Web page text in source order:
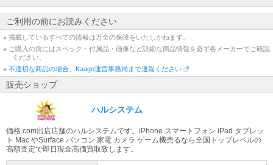
ご利用の前にお読みください
※ 掲載しているすべての情報は万全の保障をいたしかねます。
※ ご購入の前にはスペック・付属品・画像など詳細な商品情報を必ず各メーカーでご確認
ください。
※ 不適切な商品の場合、Kaago運営事務局まで通報ください
販売ショップ
ハルシステム
価格.com出店店舗のハルシステムです。iPhone スマートフォン iPad タブレッ
ト Mac やSurface パソコン 家電 カメラ ゲーム機売るなら全国トップレベルの
高額査定で即日現金高価買取致します。